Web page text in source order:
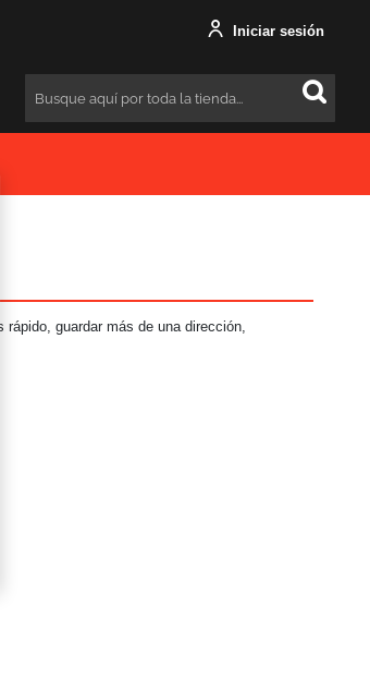
Iniciar sesión
Buscar
guardar más de una dirección,